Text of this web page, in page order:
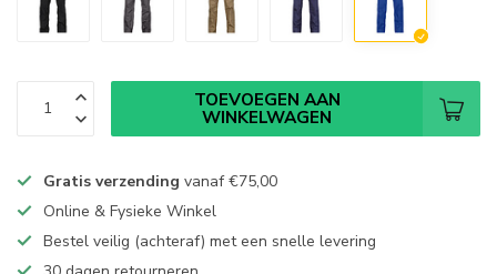
TOEVOEGEN AAN
WINKELWAGEN
Gratis verzending vanaf€75,00
Online & Fysieke Winkel
Bestel veilig (achteraf) met een snelle levering